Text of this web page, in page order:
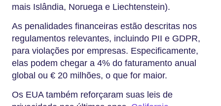
mais Islândia, Noruega e Liechtenstein).
As penalidades financeiras estão descritas nos
regulamentos relevantes, incluindo PII e GDPR,
para violações por empresas. Especificamente,
elas podem chegar a 4% do faturamento anual
global ou € 20 milhões, o que for maior.
Os EUA também reforçaram suas leis de